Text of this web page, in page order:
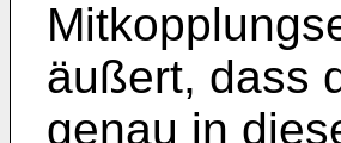
äußert, dass
genau in